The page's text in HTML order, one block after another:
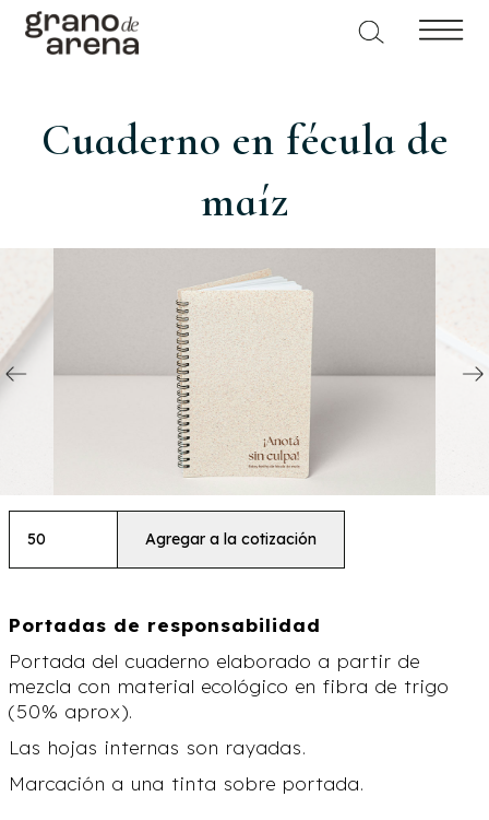
Cuaderno en fécula de
maíz
Portadas de responsabilidad
Portada del cuaderno elaborado a partir de
mezcla con material ecológico en fibra de trigo
(50% aprox).
Las hojas internas son rayadas.
Marcación a una tinta sobre portada.